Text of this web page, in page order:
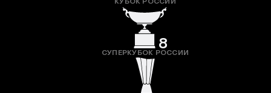
8
СУПЕРКУБОК РОССИИ